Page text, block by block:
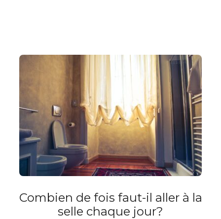
Combien de fois faut-il aller à la
selle chaque jour?